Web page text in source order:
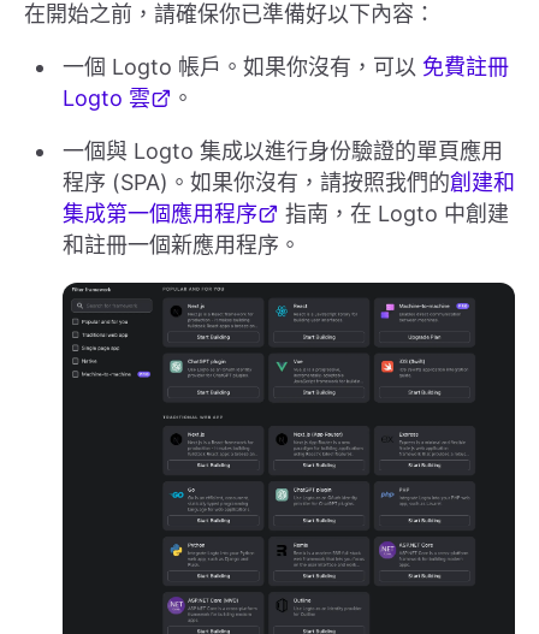
在開始之前，請確保你已準備好以下內容：
一個 Logto 帳戶。如果你沒有，可以 免費註冊
Logto 雲
。
一個與 Logto 集成以進行身份驗證的單頁應用
程序 (SPA)。如果你沒有，請按照我們的創建和
集成第一個應用程序
指南，在 Logto 中創建
和註冊一個新應用程序。